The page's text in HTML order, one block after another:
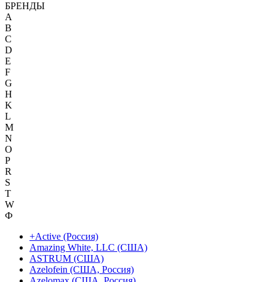
БРЕНДЫ
A
B
C
D
E
F
G
H
K
L
M
N
O
P
R
S
T
W
Ф
+Active (Россия)
Amazing White, LLC (США)
ASTRUM (США)
Azelofein (США, Россия)